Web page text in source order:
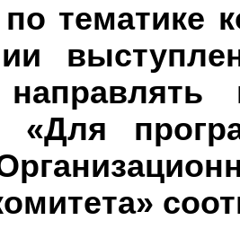
тематике
«Для